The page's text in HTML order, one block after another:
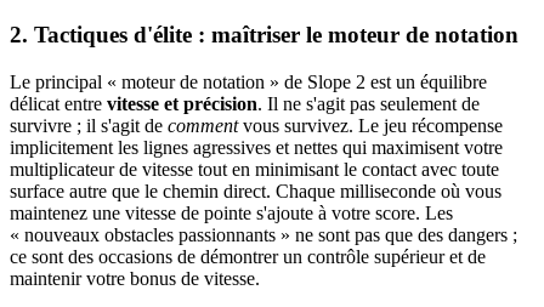
2. Tactiques d'élite : maîtriser le moteur de notation
Le principal « moteur de notation » de Slope 2 est un équilibre
délicat entre vitesse et précision. Il ne s'agit pas seulement de
survivre ; il s'agit de commentvous survivez. Le jeu récompense
implicitement les lignes agressives et nettes qui maximisent votre
multiplicateur de vitesse tout en minimisant le contact avec toute
surface autre que le chemin direct. Chaque milliseconde où vous
maintenez une vitesse de pointe s'ajoute à votre score. Les
« nouveaux obstacles passionnants » ne sont pas que des dangers ;
ce sont des occasions de démontrer un contrôle supérieur et de
maintenir votre bonus de vitesse.